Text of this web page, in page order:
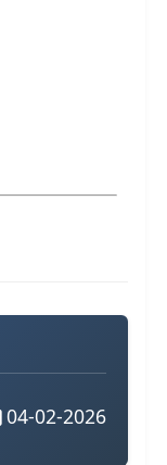
04-02-2026